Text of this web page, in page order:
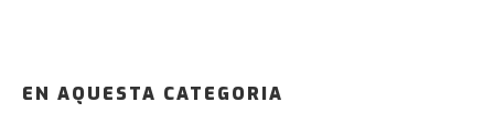
EN AQUESTA CATEGORIA